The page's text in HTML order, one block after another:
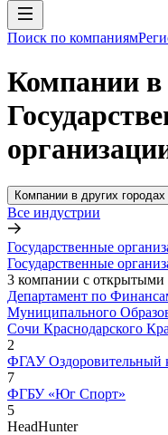
Поиск по компаниям
Компании в
Компании в других городах
Все индустрии
Государственные
Государственные
3 компании с открытыми
Департамент по
Муниципального
Сочи Краснодарского
2
ФГАУ Оздоровительный
7
ФГБУ «Юг Спорт»
5
HeadHunter